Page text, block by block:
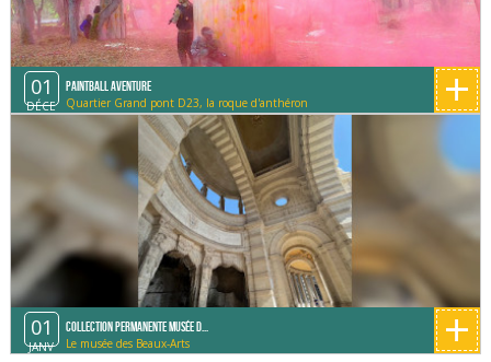
01
DÉCE
Paintball Aventure
Quartier Grand pont D23, la roque d'anthéron +
01
JANV
Collection permanente Musée d...
Le musée des Beaux-Arts +